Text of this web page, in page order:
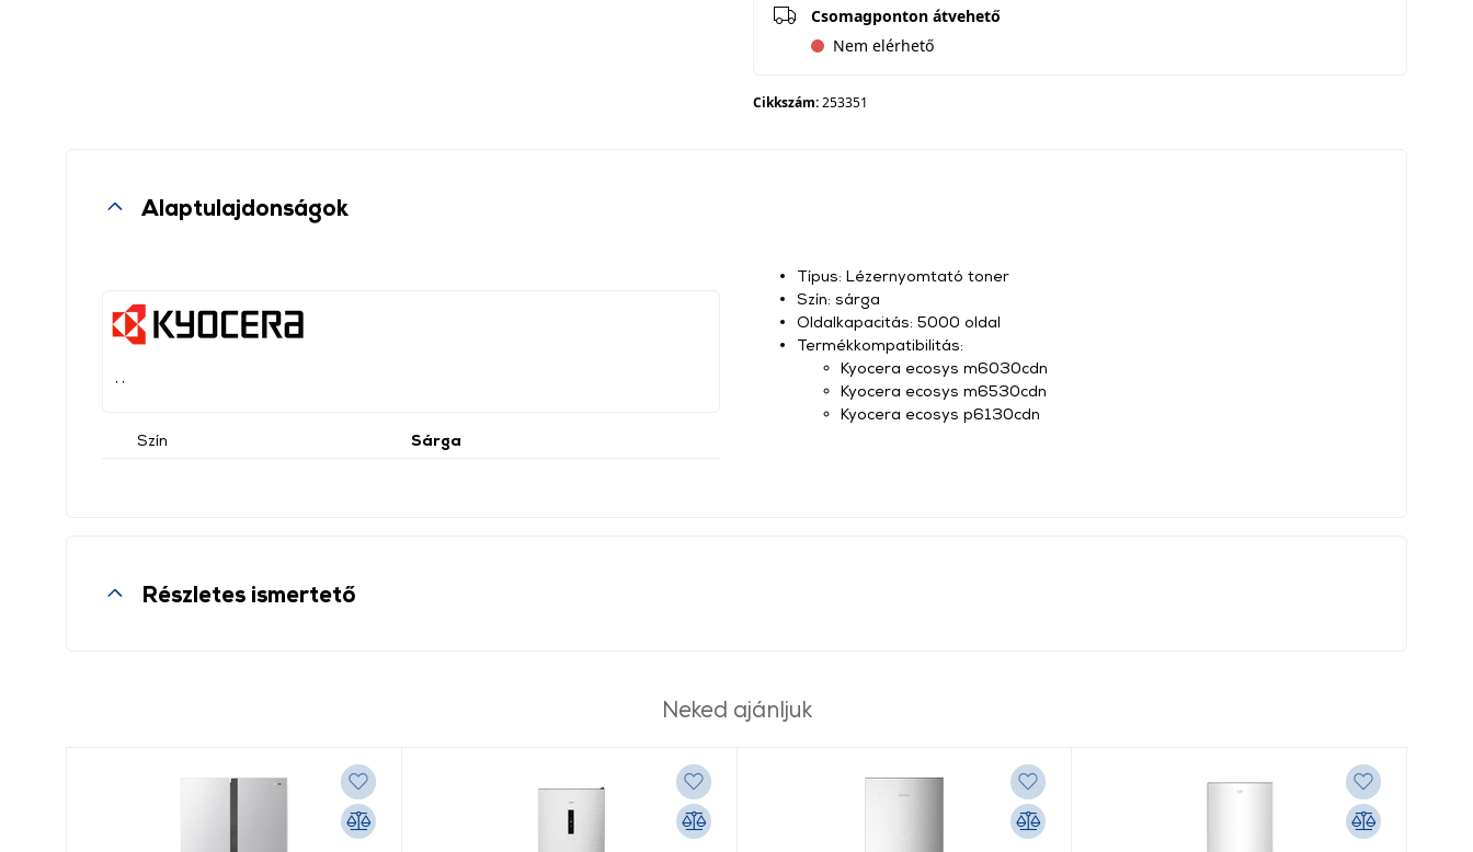
Csomagponton átvehető
Nem elérhető
Cikkszám:253351
Alaptulajdonságok
Szín Sárga
Típus: Lézernyomtató toner
Szín: sárga
Oldalkapacitás: 5000 oldal
Termékkompatibilitás:
Kyocera ecosys m6030cdn
Kyocera ecosys m6530cdn
Kyocera ecosys p6130cdn
Részletes ismertető
Neked ajánljuk